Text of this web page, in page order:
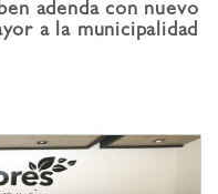
adenda con nuevo
a la municipalidad